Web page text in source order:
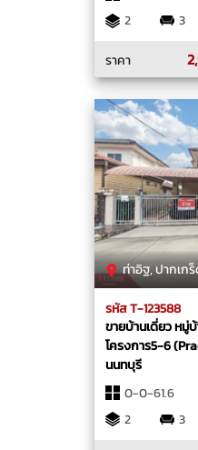
2
3
ราคา
ท่าอิฐ, ปากเก
รหัส T-123588
ขายบ้านเดี่ยว หมู่
โครงการ5-6
นนทบุรี
0-0-61.6
2
3